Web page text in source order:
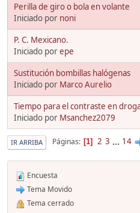
Perilla de giro o bola en volante
Iniciado por noni
P. C. Mexicano.
Iniciado porepe
Sustitución bombillas halógenas
Iniciado por Marco Aurelio
Tiempo para el contraste en
Iniciado por Msanchez2079
IR ARRIBA Páginas 1 2 3 ... 14
Encuesta
Tema Movido
Tema cerrado